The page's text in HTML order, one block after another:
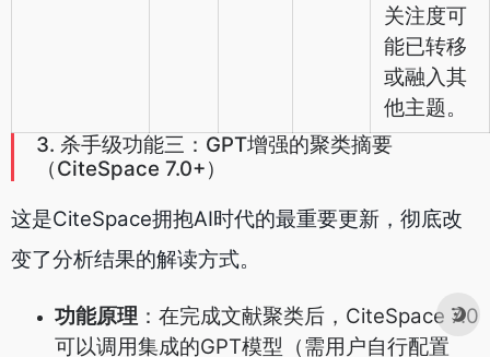
关注度可
能已转移
或融入其
他主题。
3. 杀手级功能三：GPT增强的聚类摘要
（CiteSpace 7.0+）
这是CiteSpace拥抱AI时代的最重要更新，彻底改
变了分析结果的解读方式。
功能原理 ：在完成文献聚类后，CiteSpace 7.0
可以调用集成的GPT模型（需用户自行配置